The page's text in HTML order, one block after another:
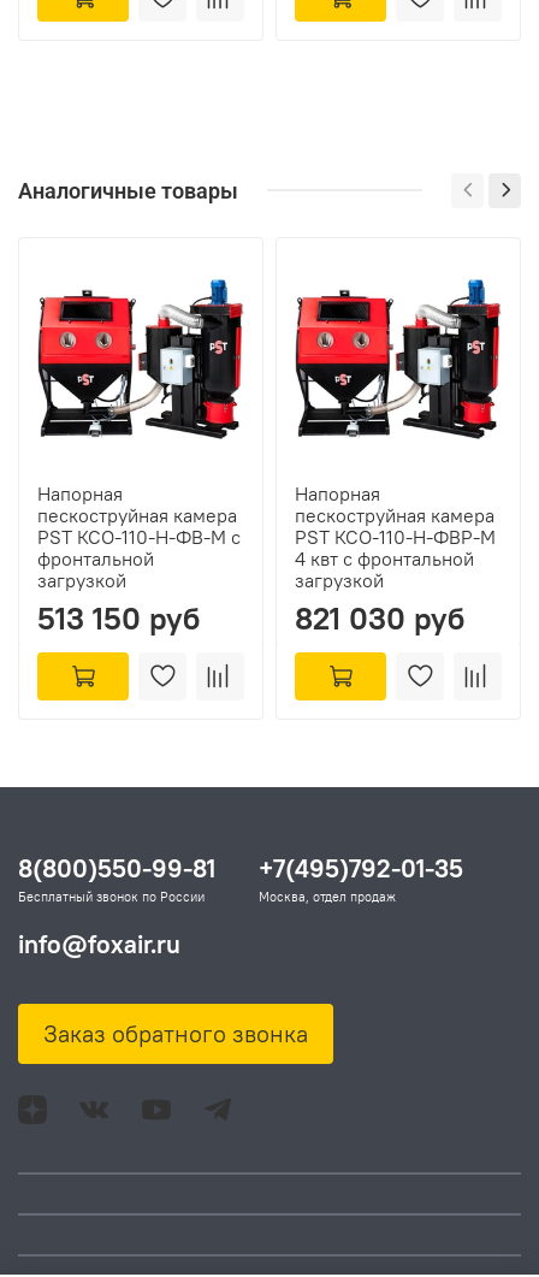
Аналогичные товары
Напорная
пескоструйная камера
PST КСО-110-Н-ФВ-М с
фронтальной
загрузкой
513 150 руб
Напорная
пескоструйная камера
PST КСО-110-Н-ФВР-М
4 квт с фронтальной
загрузкой
821 030 руб
8(800)550-99-81
Бесплатный звонок по России
+7(495)792-01-35
Москва, отдел продаж
info@foxair.ru
Заказ обратного звонка